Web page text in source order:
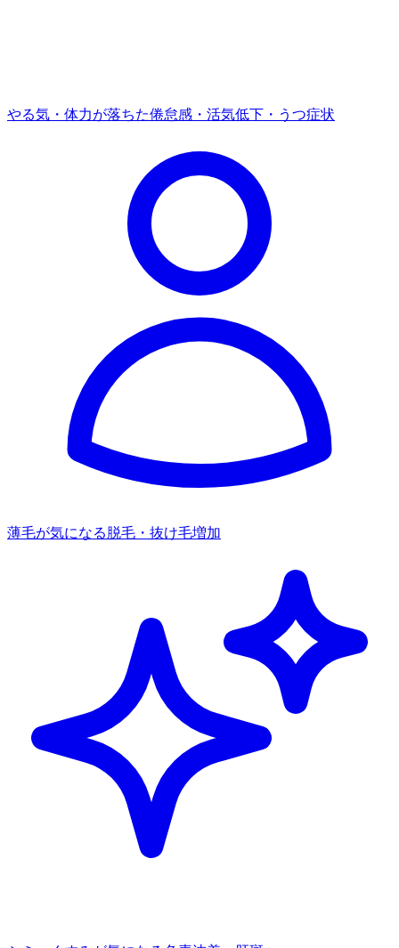
やる気・体力が落ちた倦怠感・活気低下・うつ症状
薄毛が気になる脱毛・抜け毛増加